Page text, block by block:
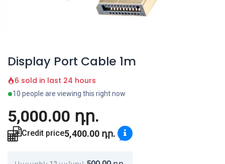
Display Port Cable 1m
6 sold in last 24 hours
10 people are viewing this right now
5,000.00 դր.
Credit price5,400.00 դր.